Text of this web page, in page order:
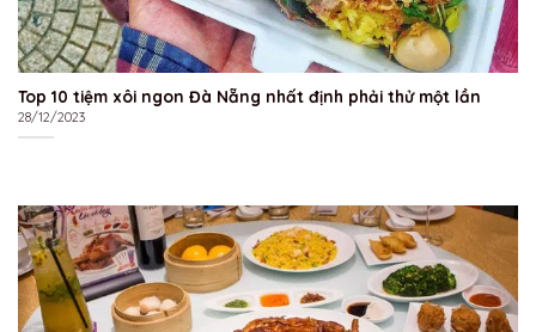
Top 10 tiệm xôi ngon Đà Nẵng nhất định phải thử một lần
28/12/2023